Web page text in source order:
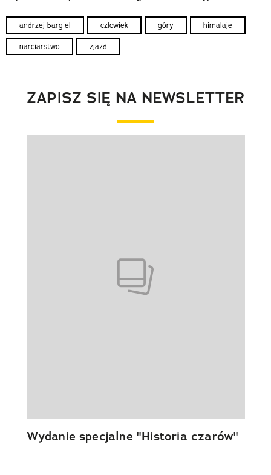
andrzej bargiel człowiek góry himalaje
narciarstwo zjazd
ZAPISZ SIĘ NA NEWSLETTER
Wydanie specjalne "Historia czarów"